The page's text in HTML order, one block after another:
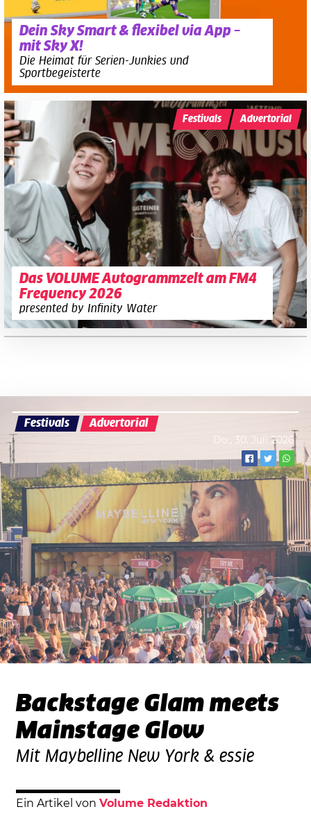
Dein Sky Smart & flexibel via App –
mit Sky X!
Die Heimat für Serien-Junkies und
Sportbegeisterte
Das VOLUME Autogrammzelt am FM4
Frequency 2026
presented by Infinity Water
Festivals Advertorial
Festivals Advertorial
Do., 30. Juli 2026
Backstage Glam meets
Mainstage Glow
Mit Maybelline New York & essie
Ein Artikel von Volume Redaktion